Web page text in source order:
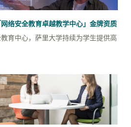
络安全教育卓越教学中心」金牌资质
育中心，萨里大学持续为学生提供高